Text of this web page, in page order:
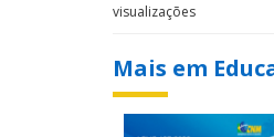
visualizações
Mais em